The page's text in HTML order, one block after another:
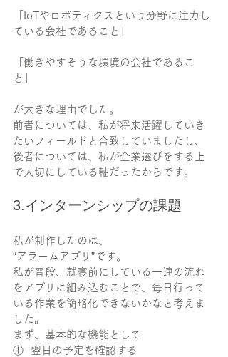
「IoTやロボティクスという分野に注力し
ている会社であること」
「働きやすそうな環境の会社であるこ
と」
が大きな理由でした。
前者については、私が将来活躍していき
たいフィールドと合致していましたし、
後者については、私が企業選びをする上
で大切にしている軸だったからです。
3.インターンシップの課題
私が制作したのは、
“アラームアプリ”です。
私が普段、就寝前にしている一連の流れ
をアプリに組み込むことで、毎日行って
いる作業を簡略化できないかなと考えま
した。
まず、基本的な機能として
①  翌日の予定を確認する